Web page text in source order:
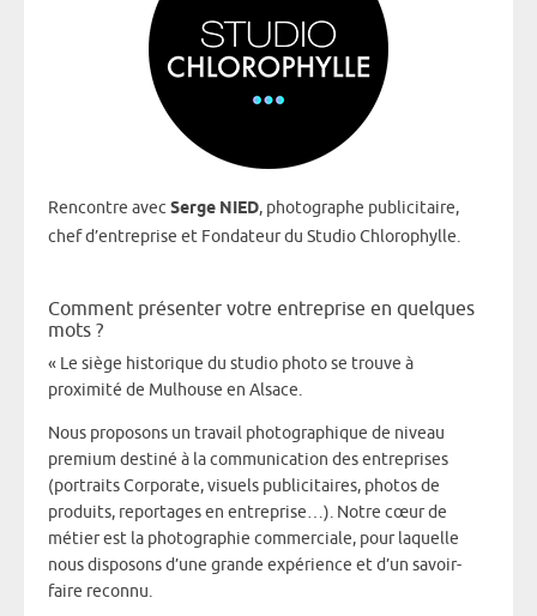
Rencontre avec Serge NIED, photographe publicitaire,
chef d’entreprise et Fondateur du Studio Chlorophylle.
Comment présenter votre entreprise en quelques
mots ?
« Le siège historique du studio photo se trouve à
proximité de Mulhouse en Alsace.
Nous proposons un travail photographique de niveau
premium destiné à la communication des entreprises
(portraits Corporate, visuels publicitaires, photos de
produits, reportages en entreprise…). Notre cœur de
métier est la photographie commerciale, pour laquelle
nous disposons d’une grande expérience et d’un savoir-
faire reconnu.